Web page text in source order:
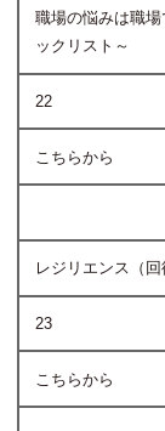
職場の悩みは職
ックリスト～
22
こちらから
レジリエンス（
23
こちらから